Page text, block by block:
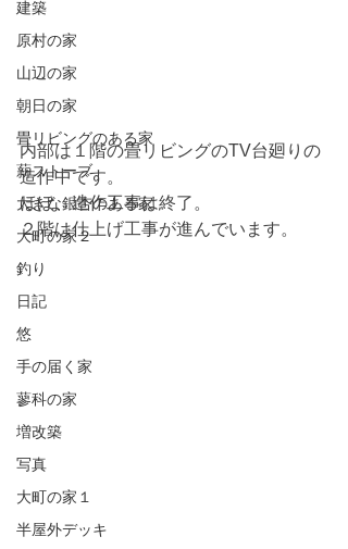
建築
原村の家
山辺の家
朝日の家
畳リビングのある家
薪ストーブ
大きな銀杏のある家
大町の家２
釣り
日記
悠
手の届く家
蓼科の家
増改築
写真
大町の家１
半屋外デッキ
内部は１階の畳リビングのTV台廻りの
造作中です。
ほぼ、造作工事は終了。
２階は仕上げ工事が進んでいます。